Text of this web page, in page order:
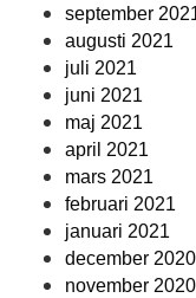
september
augusti 2021
juli 2021
juni 2021
maj 2021
april 2021
mars 2021
februari 2021
januari 2021
december 2020
november 2020